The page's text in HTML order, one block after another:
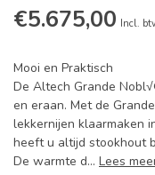
€5.675,00 Incl.
Mooi en Praktisch
De Altech Grande
en eraan. Met de
lekkernijen klaarmaken
heeft u altijd stookhout
De warmte d... Lees